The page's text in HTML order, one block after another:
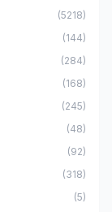
(5218)
(144)
(284)
(168)
(245)
(48)
(92)
(318)
(5)